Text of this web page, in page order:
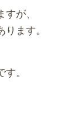
が、
ます。
。